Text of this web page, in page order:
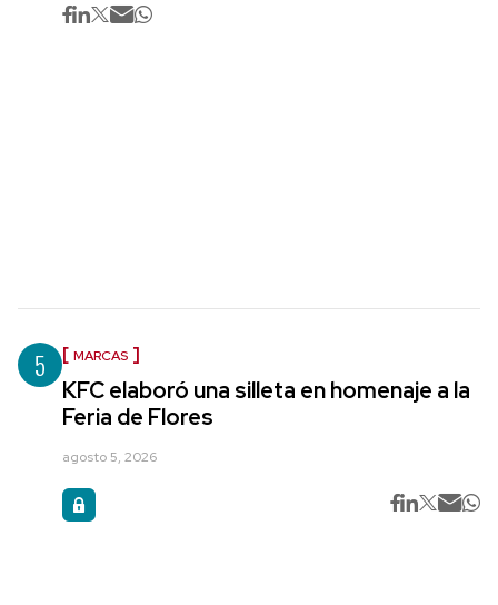
5 MARCAS
KFC elaboró una silleta en homenaje a la
Feria de Flores
agosto 5, 2026